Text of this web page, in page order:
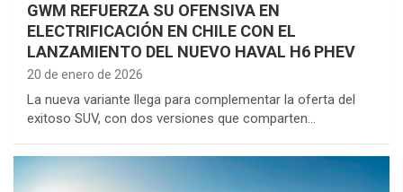
GWM REFUERZA SU OFENSIVA EN
ELECTRIFICACIÓN EN CHILE CON EL
LANZAMIENTO DEL NUEVO HAVAL H6 PHEV
20 de enero de 2026
La nueva variante llega para complementar la oferta del
exitoso SUV, con dos versiones que comparten…